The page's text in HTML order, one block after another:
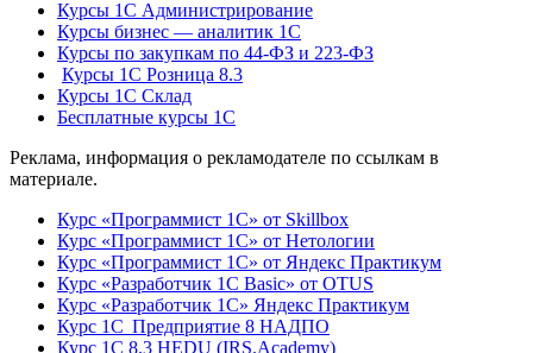
Курсы 1С Администрирование
Курсы бизнес — аналитик 1С
Курсы по закупкам по 44‑ФЗ и 223‑ФЗ
Курсы 1С Розница 8.3
Курсы 1С Склад
Бесплатные курсы 1С
Реклама, информация о рекламодателе по ссылкам в
материале.
Курс «Программист 1С» от Skillbox
Курс «Программист 1С» от Нетологии
Курс «Программист 1С» от Яндекс Практикум
Курс «Разработчик 1С Basic» от OTUS
Курс «Разработчик 1С» Яндекс Практикум
Курс 1С Предприятие 8 НАДПО
Курс 1С 8.3 HEDU (IRS.Academy)